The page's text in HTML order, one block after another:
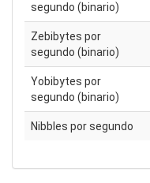
segundo (binario)
Zebibytes por
segundo (binario)
Yobibytes por
segundo (binario)
Nibbles por segundo